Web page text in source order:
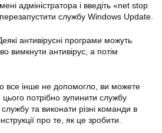
адміністратора і введіть «net stop
службу Windows Update.
антивірусні програми можуть
вимкнути антивірус, а потім
все інше не допомогло, ви можете
потрібно зупинити службу
та виконати різні команди в
про те, як це зробити.